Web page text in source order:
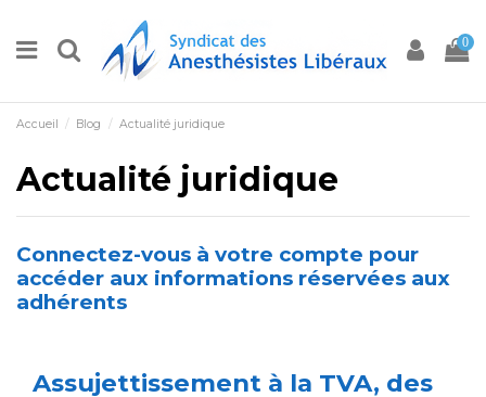
0
Accueil Blog Actualité juridique
Actualité juridique
Connectez-vous à votre compte pour
accéder aux informations réservées aux
adhérents
Assujettissement à la TVA, des